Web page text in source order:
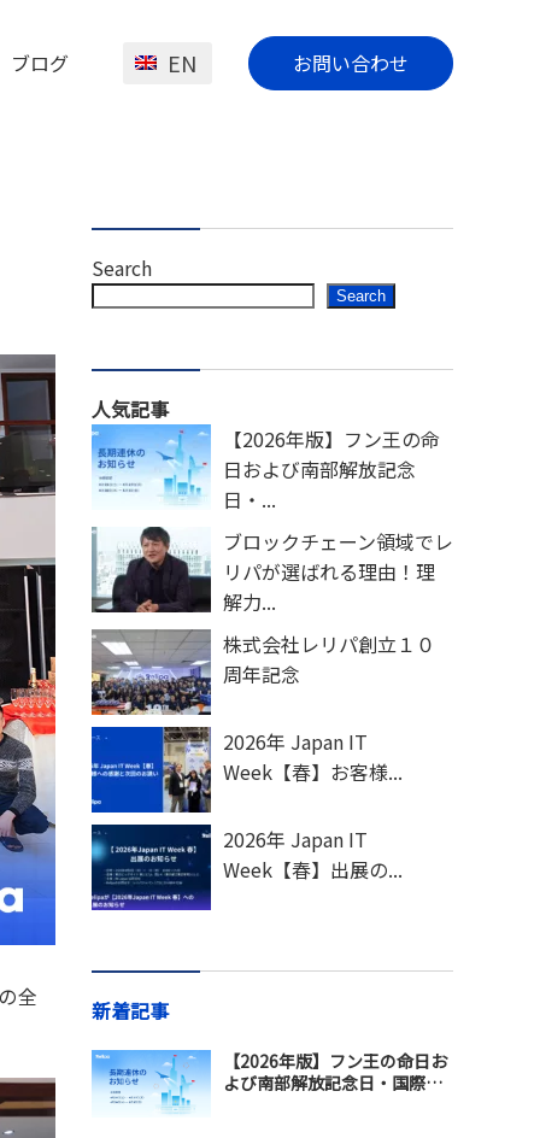
ブログ EN お問い合わせ
全
Search
Search
人気記事
【2026年版】フン王の命
日および南部解放記念
日・...
ブロックチェーン領域でレ
リパが選ばれる理由！理
解力...
株式会社レリパ創立１０
周年記念
2026年 Japan IT
Week【春】お客様...
2026年 Japan IT
Week【春】出展の...
新着記事
【2026年版】フン王の命日お
よび南部解放記念日・国際メ